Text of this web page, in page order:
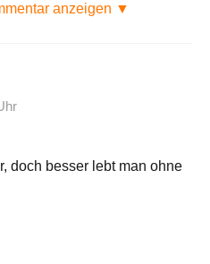
anzeigen ▼
doch besser lebt man ohne